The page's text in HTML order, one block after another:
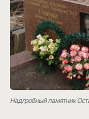
Надгробный памятник